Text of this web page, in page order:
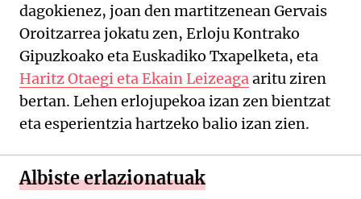
dagokienez, joan den martitzenean Gervais
Oroitzarrea jokatu zen, Erloju Kontrako
Gipuzkoako eta Euskadiko Txapelketa, eta
Haritz Otaegi eta Ekain Leizeaga aritu ziren
bertan. Lehen erlojupekoa izan zen bientzat
eta esperientzia hartzeko balio izan zien.
Albiste erlazionatuak